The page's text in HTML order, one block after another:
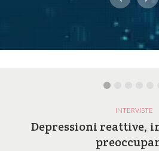
INTERVISTE
Depressioni reattive,